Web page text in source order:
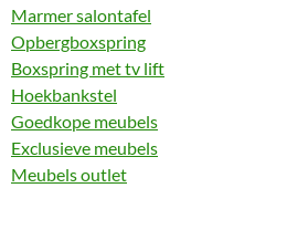
Marmer salontafel
Opbergboxspring
Boxspring met tv lift
Hoekbankstel
Goedkope meubels
Exclusieve meubels
Meubels outlet